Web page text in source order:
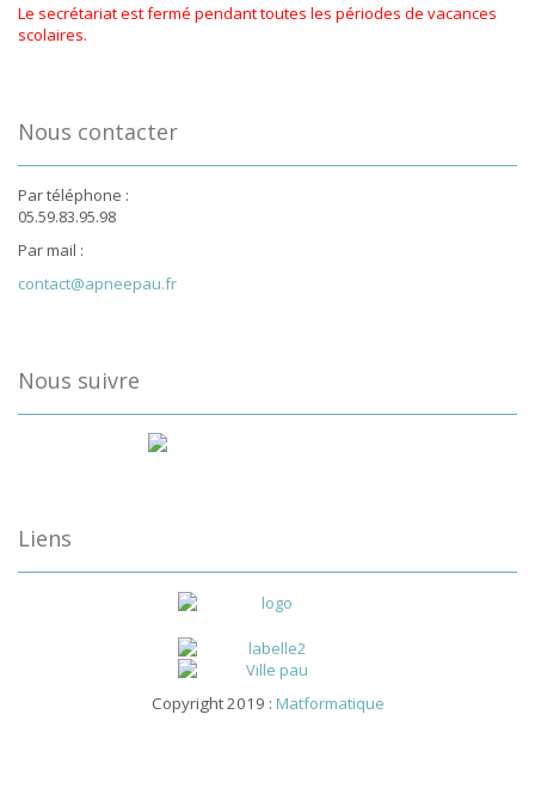
Le secrétariat est fermé pendant toutes les périodes de vacances
scolaires.
Nous contacter
Par téléphone :
05.59.83.95.98
Par mail :
contact@apneepau.fr
Nous suivre
Liens
Copyright 2019 : Matformatique